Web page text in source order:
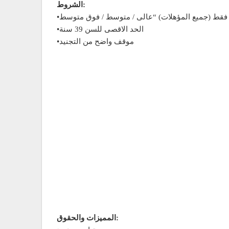
الشروط:
•الحد الاقصى للسن 39 سنة
•موقف واضح من التجنيد
المميزات والحقوق: